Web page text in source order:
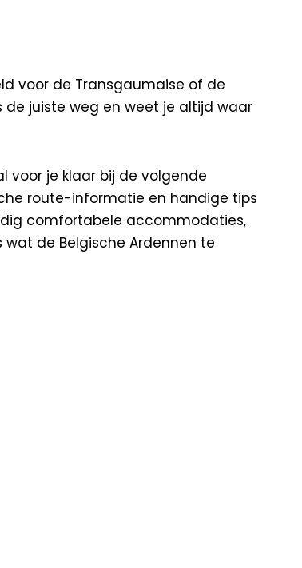
voor de Transgaumaise of de
juiste weg en weet je altijd waar
voor je klaar bij de volgende
route-informatie en handige tips
comfortabele accommodaties,
de Belgische Ardennen te